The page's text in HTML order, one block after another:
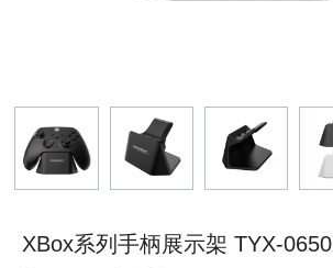
XBox系列手柄展示架 TYX-0650